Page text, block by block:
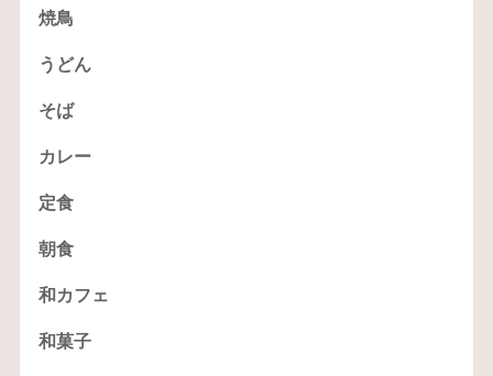
焼鳥
うどん
そば
カレー
定食
朝食
和カフェ
和菓子